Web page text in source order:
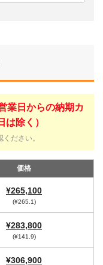
業日からの納期カ
除く）
ください。
価格
¥265,100
(¥265.1)
¥283,800
(¥141.9)
¥306,900